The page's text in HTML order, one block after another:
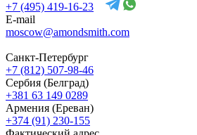
+7 (495) 419-16-23
E-mail
moscow@amondsmith.com
Санкт-Петербург
+7 (812) 507-98-46
Сербия (Белград)
+381 63 149 0289
Армения (Ереван)
+374 (91) 230-155